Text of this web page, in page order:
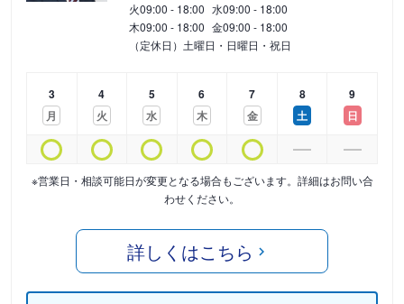
火09:00 - 18:00 水09:00 - 18:00
木09:00 - 18:00 金09:00 - 18:00
（定休日）土曜日・日曜日・祝日
3
月
4
火
5
水
6
木
7
金
8
土
9
日
※営業日・相談可能日が変更となる場合もございます。詳細はお問い合
わせください。
詳しくはこちら